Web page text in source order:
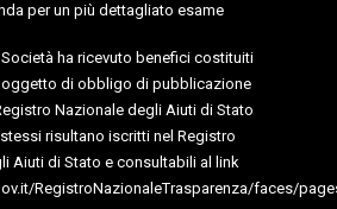
per un più dettagliato esame
ha ricevuto benefici costituiti
di obbligo di pubblicazione
Nazionale degli Aiuti di Stato
risultano iscritti nel Registro
Aiuti di Stato e consultabili al link
RegistroNazionaleTrasparenza/faces/